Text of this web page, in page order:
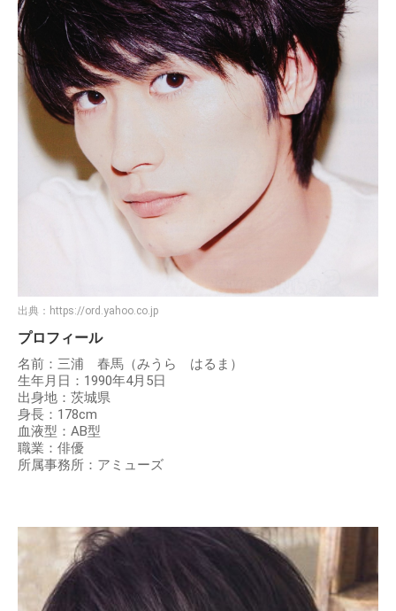
出典： https://ord.yahoo.co.jp
プロフィール
名前：三浦 春馬（みうら はるま）
生年月日：1990年4月5日
出身地：茨城県
身長：178cm
血液型：AB型
職業：俳優
所属事務所：アミューズ